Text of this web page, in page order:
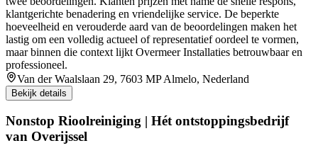
klantgerichte benadering en vriendelijke service. De beperkte
hoeveelheid en verouderde aard van de beoordelingen maken het
lastig om een volledig actueel of representatief oordeel te vormen,
maar binnen die context lijkt Overmeer Installaties betrouwbaar en
professioneel.
Van der Waalslaan 29, 7603 MP Almelo, Nederland
Bekijk details
Nonstop Rioolreiniging | Hét ontstoppingsbedrijf
van Overijssel